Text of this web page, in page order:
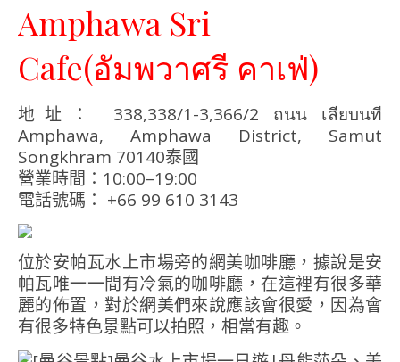
Amphawa Sri
Cafe(อัมพวาศรี คาเฟ่)
地址： 338,338/1-3,366/2 ถนน เลียบนที
Amphawa, Amphawa District, Samut
Songkhram 70140泰國
營業時間：10:00–19:00
電話號碼： +66 99 610 3143
位於安帕瓦水上市場旁的網美咖啡廳，據說是安
帕瓦唯一一間有冷氣的咖啡廳，在這裡有很多華
麗的佈置，對於網美們來說應該會很愛，因為會
有很多特色景點可以拍照，相當有趣。